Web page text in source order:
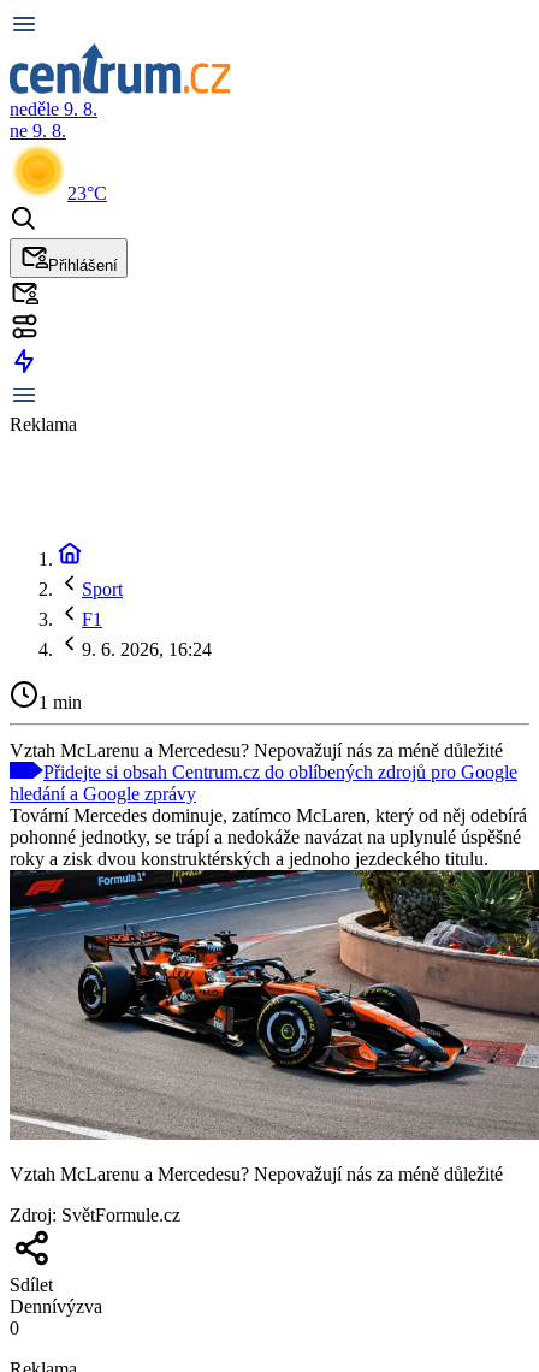
neděle 9. 8.
ne 9. 8.
23°C
Přihlášení
Reklama
Sport
F1
9. 6. 2026, 16:24
1 min
Vztah McLarenu a Mercedesu? Nepovažují nás za méně důležité
Přidejte si obsah Centrum.cz do oblíbených zdrojů pro Google
hledání a Google zprávy
Tovární Mercedes dominuje, zatímco McLaren, který od něj odebírá
pohonné jednotky, se trápí a nedokáže navázat na uplynulé úspěšné
roky a zisk dvou konstruktérských a jednoho jezdeckého titulu.
Vztah McLarenu a Mercedesu? Nepovažují nás za méně důležité
Zdroj: SvětFormule.cz
Sdílet
Dennívýzva
0